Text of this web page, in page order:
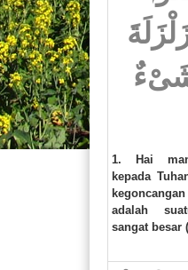
Kontak
1. Hai
kepada
adalah
sangat besar